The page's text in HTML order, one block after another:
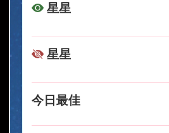
星星
星星
今日最佳